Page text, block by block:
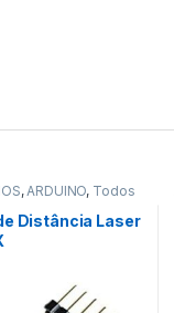
, ARDUINO, Todos
Distância Laser